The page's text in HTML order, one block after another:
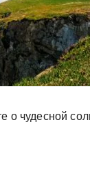
о чудесной